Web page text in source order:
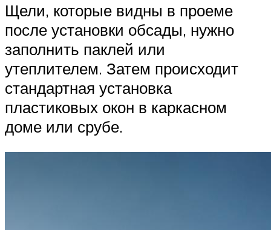
Щели, которые видны в проеме
после установки обсады, нужно
заполнить паклей или
утеплителем. Затем происходит
стандартная установка
пластиковых окон в каркасном
доме или срубе.